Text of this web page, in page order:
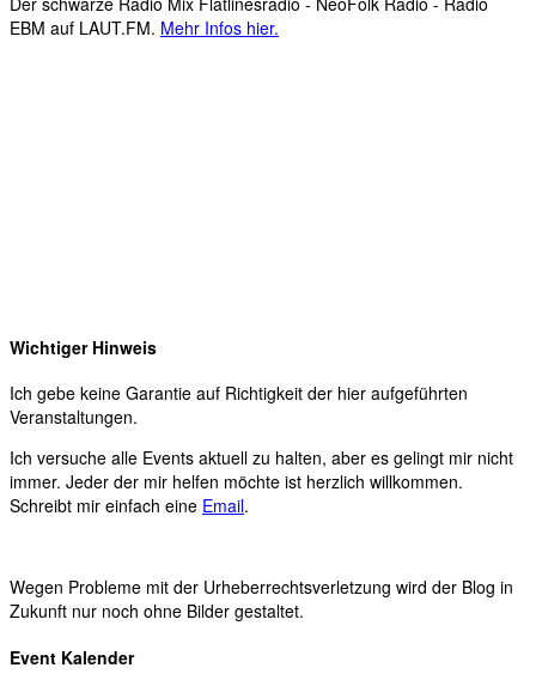
EBM auf LAUT.FM. Mehr Infos hier.
Wichtiger Hinweis
Ich gebe keine Garantie auf Richtigkeit der hier aufgeführten
Veranstaltungen.
Ich versuche alle Events aktuell zu halten, aber es gelingt mir nicht
immer. Jeder der mir helfen möchte ist herzlich willkommen.
Schreibt mir einfach eine Email.
Wegen Probleme mit der Urheberrechtsverletzung wird der Blog in
Zukunft nur noch ohne Bilder gestaltet.
Event Kalender